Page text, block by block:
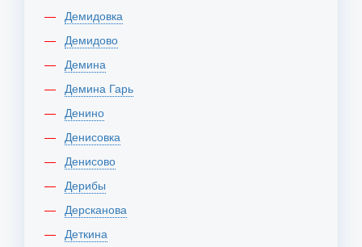
Демидовка
Демидово
Демина
Демина Гарь
Денино
Денисовка
Денисово
Дерибы
Дерсканова
Деткина